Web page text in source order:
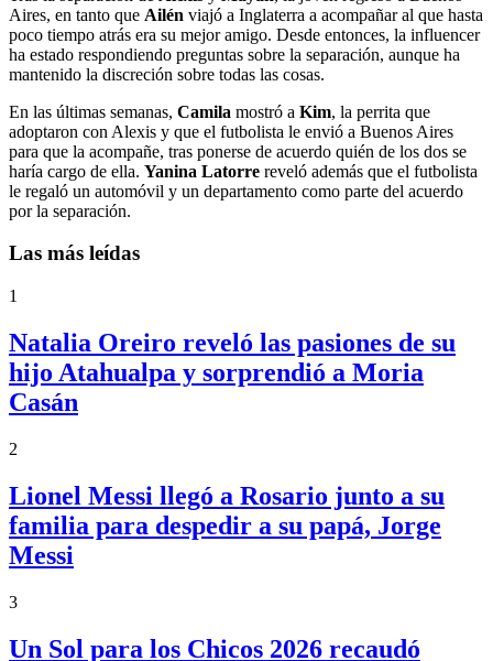
Aires, en tanto que Ailén viajó a Inglaterra a acompañar al que hasta
poco tiempo atrás era su mejor amigo. Desde entonces, la influencer
ha estado respondiendo preguntas sobre la separación, aunque ha
mantenido la discreción sobre todas las cosas.
En las últimas semanas, Camila mostró a Kim, la perrita que
adoptaron con Alexis y que el futbolista le envió a Buenos Aires
para que la acompañe, tras ponerse de acuerdo quién de los dos se
haría cargo de ella. Yanina Latorre reveló además que el futbolista
le regaló un automóvil y un departamento como parte del acuerdo
por la separación.
Las más leídas
1
Natalia Oreiro reveló las pasiones de su
hijo Atahualpa y sorprendió a Moria
Casán
2
Lionel Messi llegó a Rosario junto a su
familia para despedir a su papá, Jorge
Messi
3
Un Sol para los Chicos 2026 recaudó